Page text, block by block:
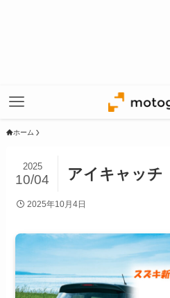
ホーム
アイキャッチ
2025
10/04
2025年10月4日